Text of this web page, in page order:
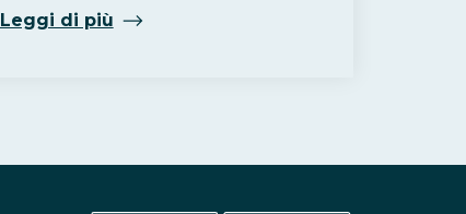
Leggi di più